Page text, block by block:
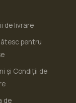
de livrare
pentru
și Condiții de
de